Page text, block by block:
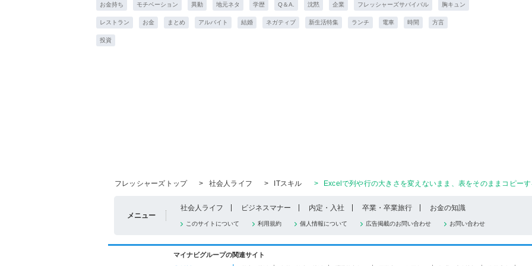
お金持ち モチベーション 異動 地元ネタ 学歴 Q＆A. 沈黙 企業 フレッシャーズサバイバル 胸キュン
レストラン お金 まとめ アルバイト 結婚 ネガティブ 新生活特集 ランチ 電車 時間 方言
投資
フレッシャーズトップ
> 社会人ライフ > ITスキル > Excelで列や行の大きさを変えないまま、表をそのままコピー
メニュー
社会人ライフ ビジネスマナー 内定・入社 卒業・卒業旅行 お金の知識
このサイトについて 利用規約 個人情報について 広告掲載のお問い合わせ お問い合わせ
マイナビグループの関連サイト